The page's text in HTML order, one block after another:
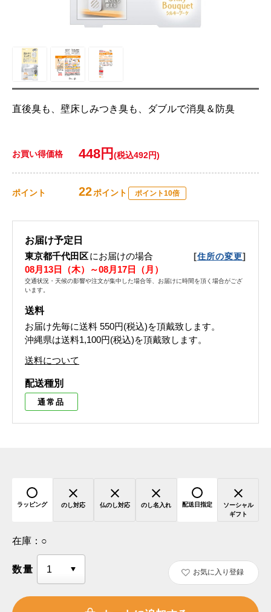
直後臭も、壁床しみつき臭も、ダブルで消臭＆防臭
お買い得価格 448円 (税込492円)
ポイント 22ポイント ポイント10倍
お届け予定日
東京都千代田区にお届けの場合 [住所の変更]
08月13日（木）～08月17日（月）
交通状況・天候の影響や注文が集中した場合等、お届けに時間を頂く場合がござ
います。
送料
お届け先毎に送料 550円(税込)を頂戴致します。
沖縄県は送料1,100円(税込)を頂戴致します。
送料について
配送種別
通常品
ラッピング のし対応 仏のし対応 のし名入れ 配送日指定
ソーシャル
ギフト
在庫： ○
数量 お気に入り登録